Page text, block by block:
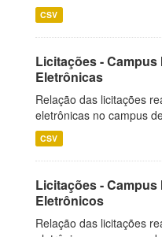
CSV
Licitações -
Eletrônicas
Relação das licitações
eletrônicas no campus
CSV
Licitações - Campus
Eletrônicos
Relação das licitações